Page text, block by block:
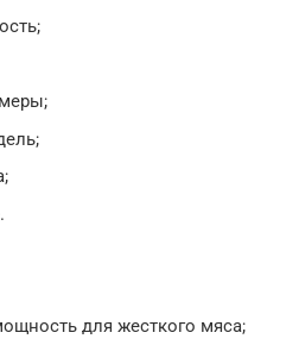
для жесткого мяса;